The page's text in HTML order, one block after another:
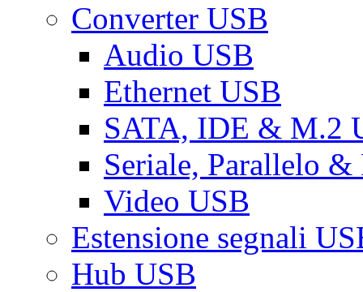
Converter USB
Audio USB
Ethernet USB
SATA, IDE & M.2
Seriale, Parallelo &
Video USB
Estensione segnali
Hub USB